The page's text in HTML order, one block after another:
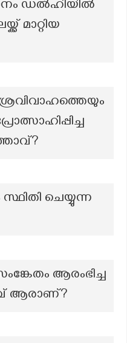
ഡൽഹിയിൽ
മാറ്റിയ
സ്ഥിതി ചെയ്യുന്ന
ആരംഭിച്ച
ആരാണ്?